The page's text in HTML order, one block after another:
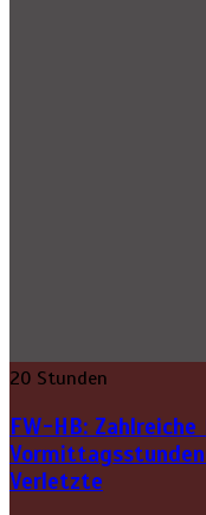
20 Stunden
FW-HB:
Verletzte